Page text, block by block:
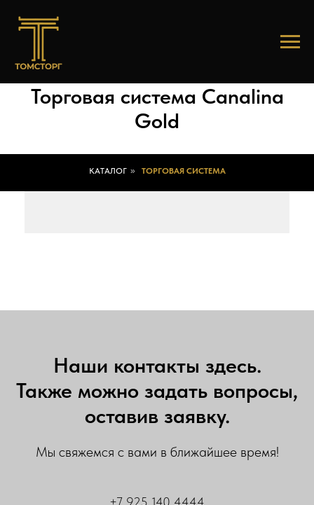
Торговая система Canalina
Gold
КАТАЛОГ » ТОРГОВАЯ СИСТЕМА
Наши контакты здесь.
Также можно задать вопросы,
оставив заявку.
Мы свяжемся с вами в ближайшее время!
+7 925 140 4444